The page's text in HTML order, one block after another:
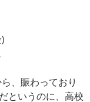
、賑わっており
というのに、高校